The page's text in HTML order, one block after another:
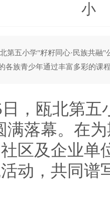
小
第五小学"籽籽同心·民族共融
各族青少年通过丰富多彩的课
瓯北第五
满落幕。在
区及企业单
动，共同谱